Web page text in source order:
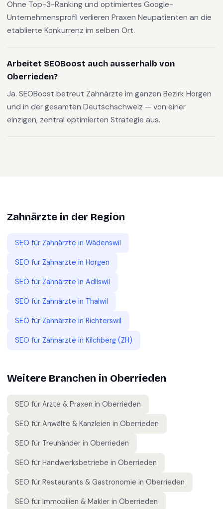
Ohne Top-3-Ranking und optimiertes Google-
Unternehmensprofil verlieren Praxen Neupatienten an die
etablierte Konkurrenz im selben Ort.
Arbeitet SEOBoost auch ausserhalb von
Oberrieden?
Ja. SEOBoost betreut Zahnärzte im ganzen Bezirk Horgen
und in der gesamten Deutschschweiz — von einer
einzigen, zentral optimierten Strategie aus.
Zahnärzte in der Region
SEO für Zahnärzte in Wädenswil
SEO für Zahnärzte in Horgen
SEO für Zahnärzte in Adliswil
SEO für Zahnärzte in Thalwil
SEO für Zahnärzte in Richterswil
SEO für Zahnärzte in Kilchberg (ZH)
Weitere Branchen in Oberrieden
SEO für Ärzte & Praxen in Oberrieden
SEO für Anwälte & Kanzleien in Oberrieden
SEO für Treuhänder in Oberrieden
SEO für Handwerksbetriebe in Oberrieden
SEO für Restaurants & Gastronomie in Oberrieden
SEO für Immobilien & Makler in Oberrieden